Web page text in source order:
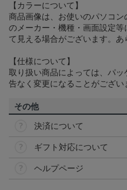
【カラーについて】
商品画像は、お使いのパソコ
のメーカー・機種・画面設定
て見える場合がございます。あ
【仕様について】
取り扱い商品によっては、パ
告なく変更になることがござい
その他
決済について
ギフト対応について
ヘルプページ